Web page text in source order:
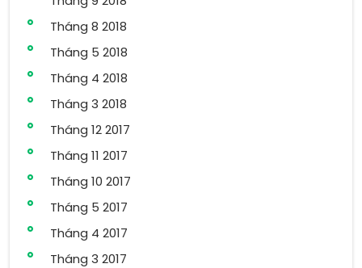
Tháng 8 2018
Tháng 5 2018
Tháng 4 2018
Tháng 3 2018
Tháng 12 2017
Tháng 11 2017
Tháng 10 2017
Tháng 5 2017
Tháng 4 2017
Tháng 3 2017